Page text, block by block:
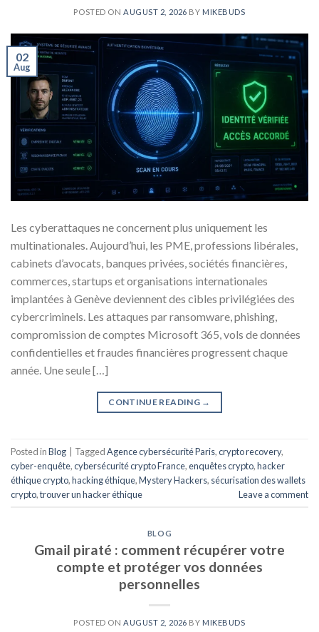
POSTED ONAUGUST 2, 2026 BY MIKEBUDS
02
Aug
Les cyberattaques ne concernent plus uniquement les
multinationales. Aujourd’hui, les PME, professions libérales,
cabinets d’avocats, banques privées, sociétés financières,
commerces, startups et organisations internationales
implantées à Genève deviennent des cibles privilégiées des
cybercriminels. Les attaques par ransomware, phishing,
compromission de comptes Microsoft 365, vols de données
confidentielles et fraudes financières progressent chaque
année. Une seule […]
CONTINUE READING →
Posted inBlog TaggedAgence cybersécurité Paris,crypto recovery,
cyber-enquête,cybersécurité crypto France,enquêtes crypto,hacker
éthique crypto,hacking éthique,Mystery Hackers, sécurisation des wallets
crypto,trouver un hacker éthique Leave a comment
BLOG
Gmail piraté : comment récupérer votre
compte et protéger vos données
personnelles
POSTED ONAUGUST 2, 2026 BY MIKEBUDS